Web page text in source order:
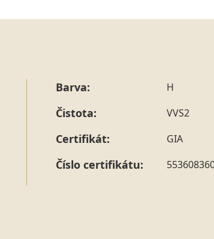
Barva: H
Čistota: VVS2
Certifikát: GIA
Číslo certifikátu: